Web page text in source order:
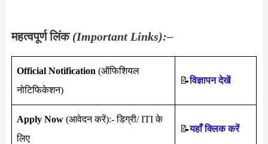
महत्वपूर्ण लिंक (Important Links):–
Official Notification (ऑफिशियल
नोटिफिकेशन)
📝विज्ञापन देखें
Apply Now(आवेदन करें):- डिग्री/ ITI के
लिए
📝यहाँ क्लिक करें